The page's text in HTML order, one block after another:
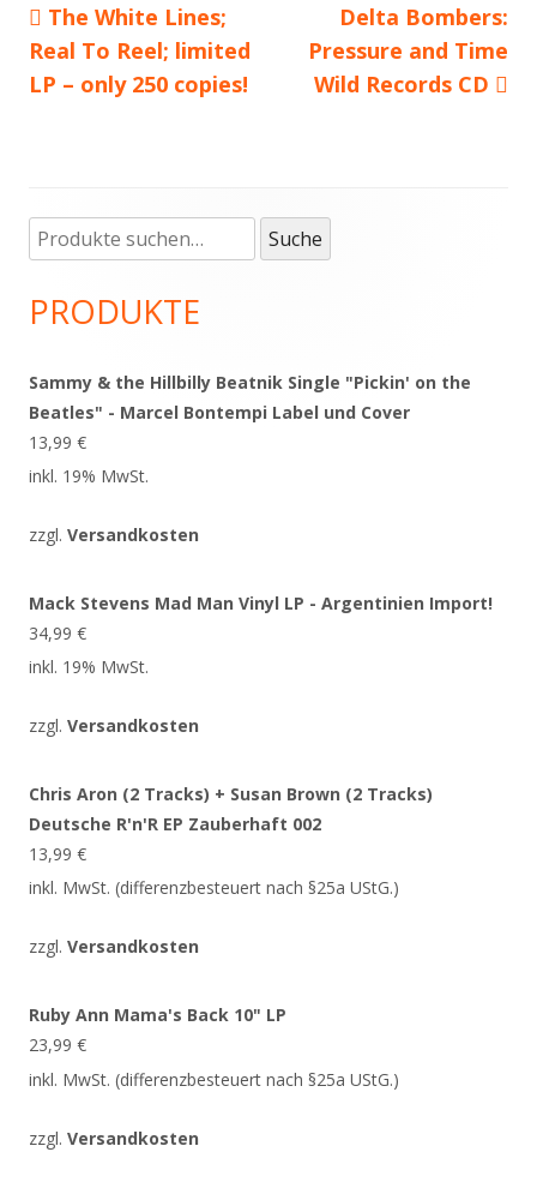
Beitragsnavigation
Vorheriger
Beitrag:
The White Lines;
Real To Reel; limited
LP – only 250 copies!
Nächster
Beitrag
Delta Bombers:
Pressure and Time
Wild Records CD
Haupt-
Seitenleiste
Suche
nach:
Suche
PRODUKTE
Sammy & the Hillbilly Beatnik Single "Pickin' on the
Beatles" - Marcel Bontempi Label und Cover
13,99 €
inkl. 19% MwSt.
zzgl. Versandkosten
Mack Stevens Mad Man Vinyl LP - Argentinien Import!
34,99 €
inkl. 19% MwSt.
zzgl. Versandkosten
Chris Aron (2 Tracks) + Susan Brown (2 Tracks)
Deutsche R'n'R EP Zauberhaft 002
13,99 €
inkl. MwSt. (differenzbesteuert nach §25a UStG.)
zzgl. Versandkosten
Ruby Ann Mama's Back 10" LP
23,99 €
inkl. MwSt. (differenzbesteuert nach §25a UStG.)
zzgl. Versandkosten